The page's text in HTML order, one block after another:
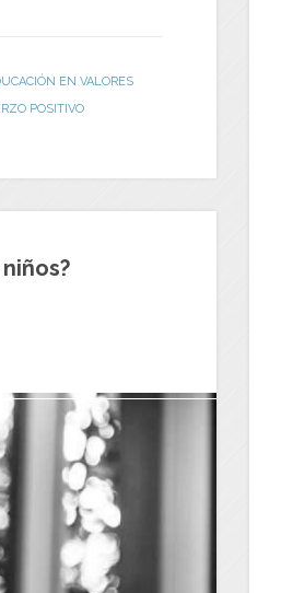
EN VALORES
POSITIVO